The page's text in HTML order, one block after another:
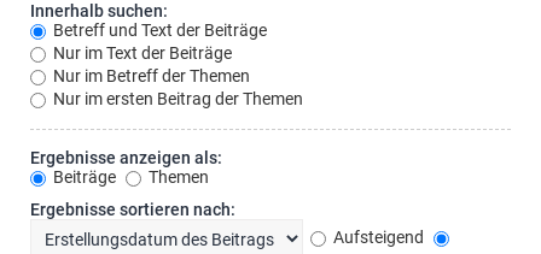
Innerhalb suchen:
Betreff und Text der Beiträge
Nur im Text der Beiträge
Nur im Betreff der Themen
Nur im ersten Beitrag der Themen
Ergebnisse anzeigen als:
Beiträge
Themen
Ergebnisse sortieren nach:
Aufsteigend